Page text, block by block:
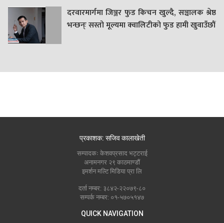
दरवारमार्गमा जिञ्जर फुड किचन खुल्दै, सञ्चालक श्रेष्ठ
भन्छन्ः सस्तो मूल्यमा क्वालिटीको फुड हामी खुवाउँछौं
प्रकाशक: सजिव कालाखेती
सम्पादकः केशवप्रसाद भट्टराई
अनामनगर २९ काठमाण्डौं
इमर्शन मल्टि मिडिया प्रा लि
दर्ता नम्बर: ३८४२-२२०७९-८०
सम्पर्क नम्बर: ०१-५७०५१४७
QUICK NAVIGATION